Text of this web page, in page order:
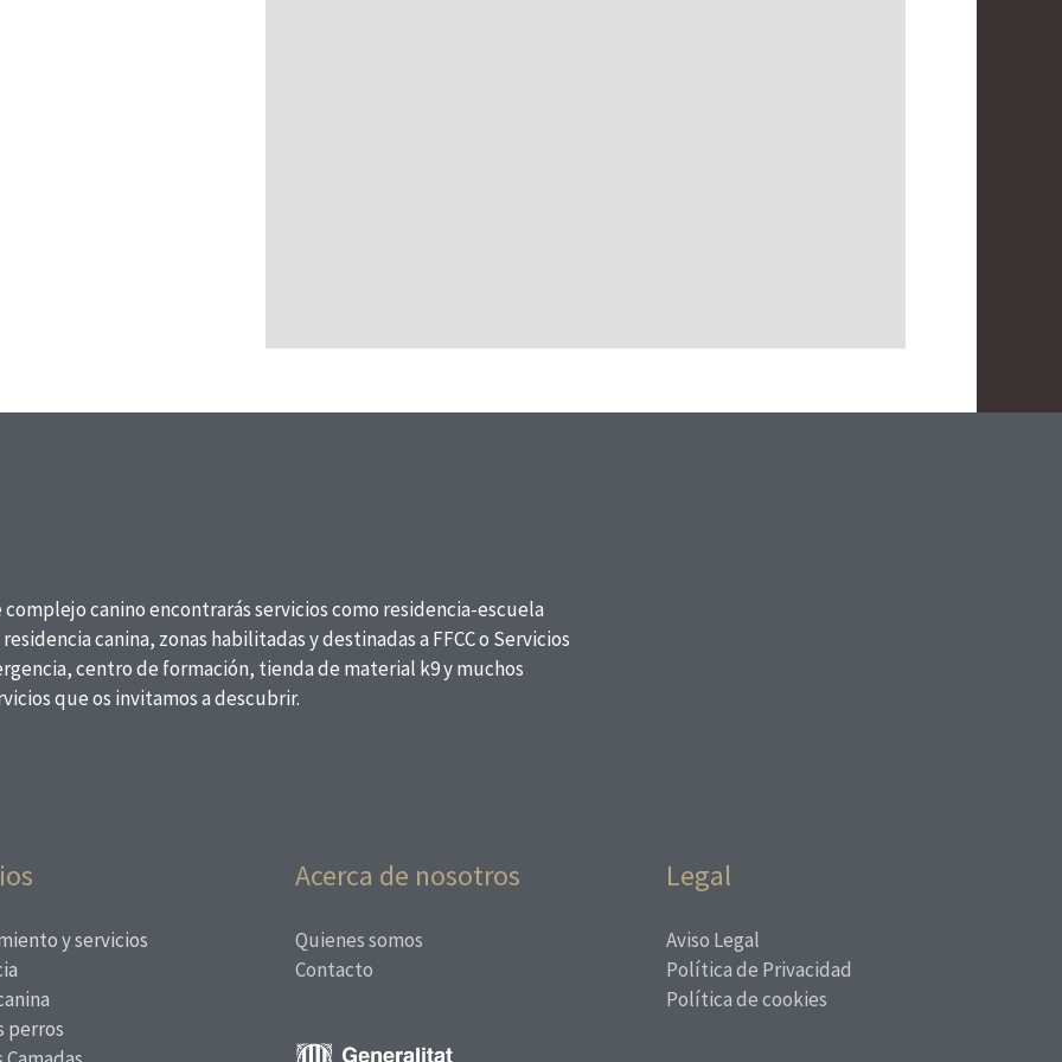
complejo canino encontrarás servicios como residencia-escuela
canina, zonas habilitadas y destinadas a FFCC o Servicios
centro de formación, tienda de material k9 y muchos
que os invitamos a descubrir.
y servicios
perros
Acerca de nosotros
Quienes somos
Contacto
Legal
Aviso Legal
Política de Privacidad
Política de cookies